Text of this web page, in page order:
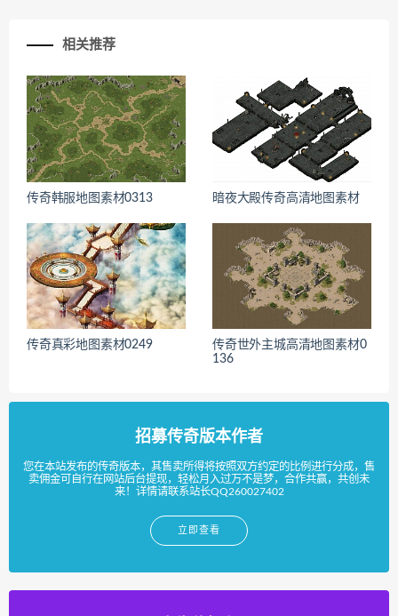
相关推荐
传奇韩服地图素材0313 暗夜大殿传奇高清地图素材
传奇真彩地图素材0249
传奇世外主城高清地图素材0
136
招募传奇版本作者
您在本站发布的传奇版本，其售卖所得将按照双方约定的比例进行分成，售
卖佣金可自行在网站后台提现，轻松月入过万不是梦，合作共赢，共创未
来！详情请联系站长QQ260027402
立即查看